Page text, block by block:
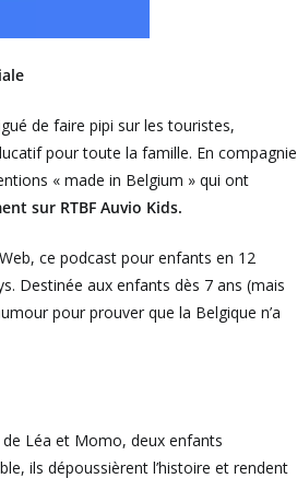
de faire pipi sur les touristes,
pour toute la famille. En compagnie
« made in Belgium » qui ont
sur RTBF Auvio Kids.
ce podcast pour enfants en 12
Destinée aux enfants dès 7 ans (mais
pour prouver que la Belgique n’a
Léa et Momo, deux enfants
ils dépoussièrent l’histoire et rendent